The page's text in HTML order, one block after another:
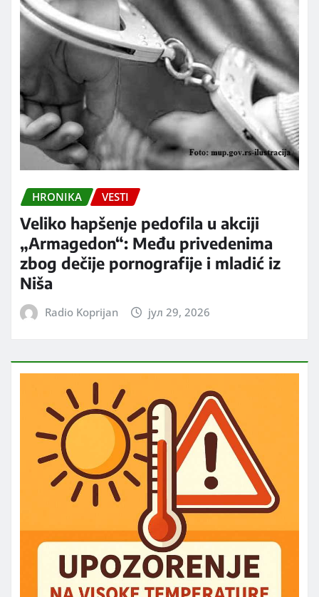
HRONIKA VESTI
Veliko hapšenje pedofila u akciji
„Armagedon“: Među privedenima
zbog dečije pornografije i mladić iz
Niša
Radio Koprijan јул 29, 2026